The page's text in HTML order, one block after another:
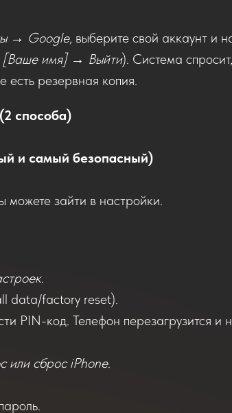
→ Google, выберите свой аккаунт и
имя] → Выйти). Система
есть резервная копия.
способа)
и самый безопасный)
можете зайти в настройки.
.
data/factory reset).
PIN-код. Телефон перезагрузится и
сброс iPhone.